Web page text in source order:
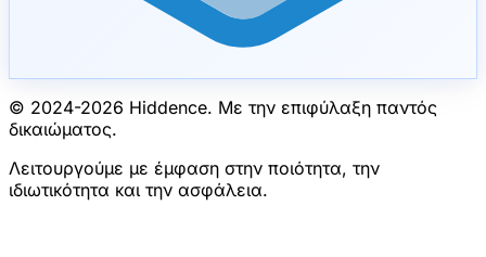
© 2024-2026 Hiddence. Με την επιφύλαξη παντός
δικαιώματος.
Λειτουργούμε με έμφαση στην ποιότητα, την
ιδιωτικότητα και την ασφάλεια.